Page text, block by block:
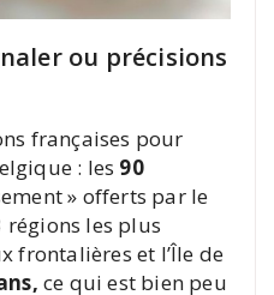
ou précisions
françaises pour
: les 90
» offerts par le
régions les plus
frontalières et l’Île de
ce qui est bien peu